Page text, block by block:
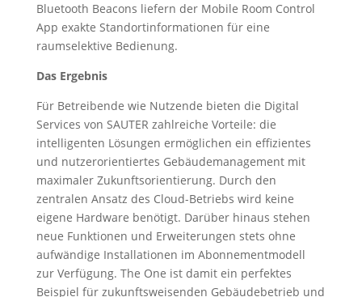
Bluetooth Beacons liefern der Mobile Room Control
App exakte Standortinformationen für eine
raumselektive Bedienung.
Das Ergebnis
Für Betreibende wie Nutzende bieten die Digital
Services von SAUTER zahlreiche Vorteile: die
intelligenten Lösungen ermöglichen ein effizientes
und nutzerorientiertes Gebäudemanagement mit
maximaler Zukunftsorientierung. Durch den
zentralen Ansatz des Cloud-Betriebs wird keine
eigene Hardware benötigt. Darüber hinaus stehen
neue Funktionen und Erweiterungen stets ohne
aufwändige Installationen im Abonnementmodell
zur Verfügung. The One ist damit ein perfektes
Beispiel für zukunftsweisenden Gebäudebetrieb und